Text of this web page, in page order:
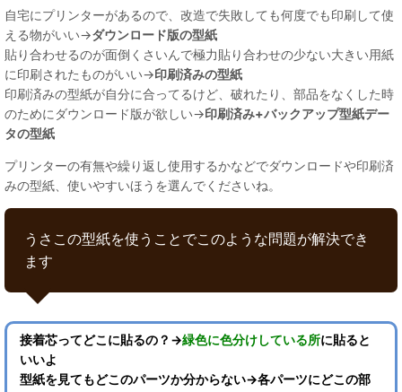
自宅にプリンターがあるので、改造で失敗しても何度でも印刷して使
える物がいい→ダウンロード版の型紙
貼り合わせるのが面倒くさいんで極力貼り合わせの少ない大きい用紙
に印刷されたものがいい→印刷済みの型紙
印刷済みの型紙が自分に合ってるけど、破れたり、部品をなくした時
のためにダウンロード版が欲しい→印刷済み+バックアップ型紙デー
タの型紙
プリンターの有無や繰り返し使用するかなどでダウンロードや印刷済
みの型紙、使いやすいほうを選んでくださいね。
うさこの型紙を使うことでこのような問題が解決でき
ます
接着芯ってどこに貼るの？→緑色に色分けしている所に貼ると
いいよ
型紙を見てもどこのパーツか分からない→各パーツにどこの部